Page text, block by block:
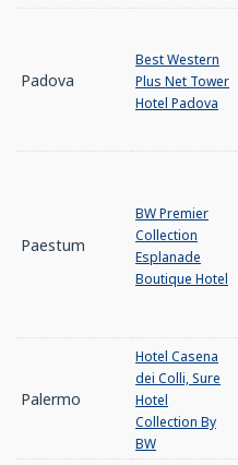
Padova
Best Western
Plus Net Tower
Hotel Padova
Paestum
BW Premier
Collection
Esplanade
Boutique Hotel
Palermo
Hotel Casena
dei Colli, Sure
Hotel
Collection By
BW